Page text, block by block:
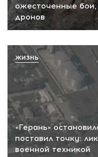
ожесточенные
дронов
«Герань»
поставил точку:
военной техникой
ЖИЗНЬ